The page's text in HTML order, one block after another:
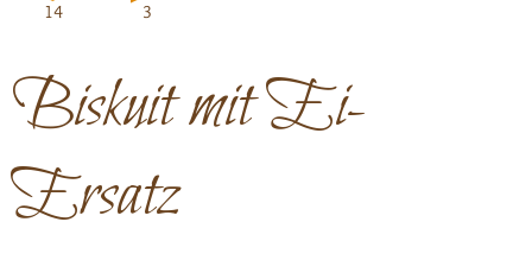
14 3
Biskuit mit Ei-
Ersatz